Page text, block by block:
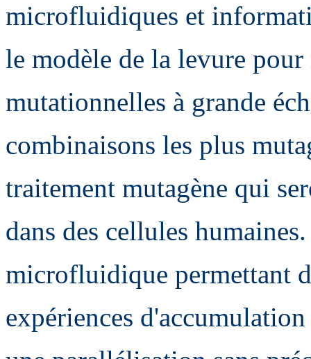
microfluidiques et
le modèle de la levure pour
mutationnelles à grande
combinaisons les plus
traitement mutagène qui
dans des cellules
microfluidique permettant
expériences